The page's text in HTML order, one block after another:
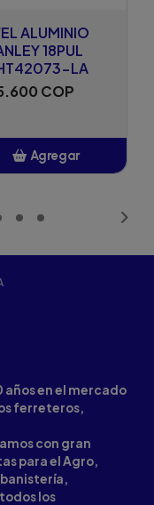
ALUMINIO
18PUL
LA
COP
Agregar
años en el mercado
ferreteros,
con gran
para el Agro,
los